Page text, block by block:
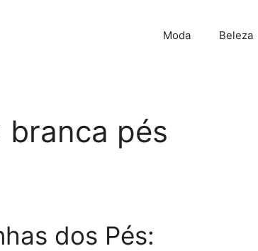
Moda Beleza
branca pés
dos Pés: